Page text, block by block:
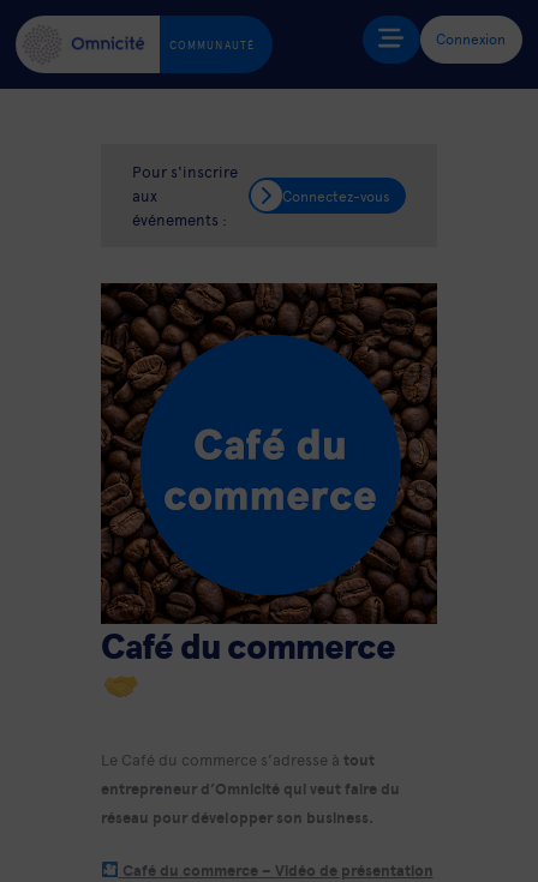
COMMUNAUTÉ Connexion
Pour s'inscrire
aux
événements :
Connectez-vous
Café du commerce
Le Café du commerce s’adresse à tout
entrepreneur d’Omnicité qui veut faire du
réseau pour développer son business.
Café du commerce – Vidéo de présentation